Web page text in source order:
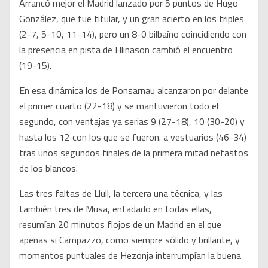
Arrancó mejor el Madrid lanzado por 5 puntos de Hugo
González, que fue titular, y un gran acierto en los triples
(2-7, 5-10, 11-14), pero un 8-0 bilbaíno coincidiendo con
la presencia en pista de Hlinason cambió el encuentro
(19-15).
En esa dinámica los de Ponsarnau alcanzaron por delante
el primer cuarto (22-18) y se mantuvieron todo el
segundo, con ventajas ya serias 9 (27-18), 10 (30-20) y
hasta los 12 con los que se fueron. a vestuarios (46-34)
tras unos segundos finales de la primera mitad nefastos
de los blancos.
Las tres faltas de Llull, la tercera una técnica, y las
también tres de Musa, enfadado en todas ellas,
resumían 20 minutos flojos de un Madrid en el que
apenas si Campazzo, como siempre sólido y brillante, y
momentos puntuales de Hezonja interrumpían la buena